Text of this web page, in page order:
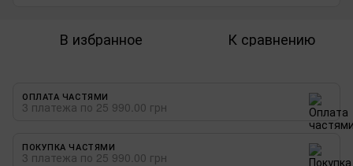
В избранное К сравнению
ОПЛАТА ЧАСТЯМИ
3 платежа по 25 990.00 грн
ПОКУПКА ЧАСТЯМИ
3 платежа по 25 990.00 грн